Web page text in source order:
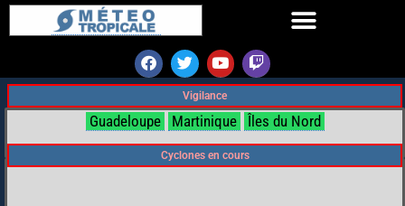
Vigilance
Guadeloupe Martinique Îles du Nord
Cyclones en cours